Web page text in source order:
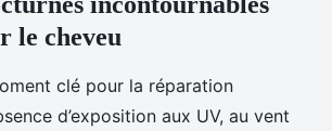
le cheveu
clé pour la réparation
d’exposition aux UV, au vent